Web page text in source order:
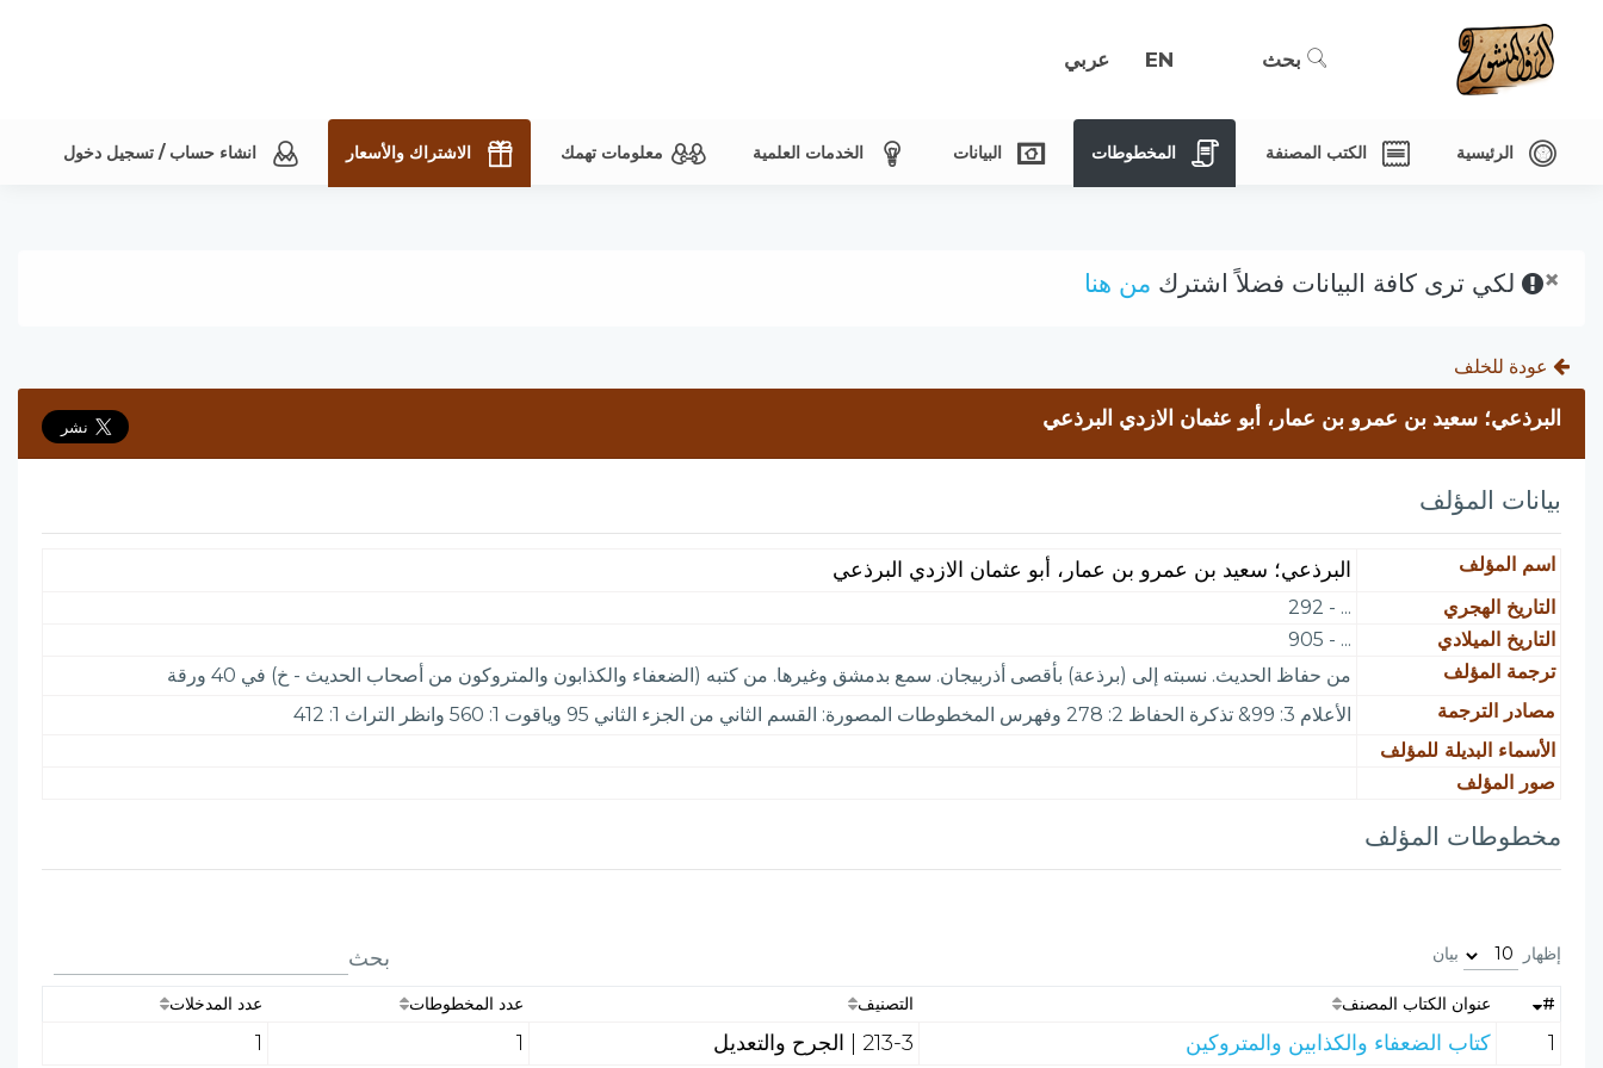
بحث EN عربي
الرئيسية الكتب المصنفة المخطوطات البيانات الخدمات العلمية معلومات تهمك الاشتراك والأسعار انشاء حساب / تسجيل دخول
× لكي ترى كافة البيانات فضلاً اشترك من هنا
عودة للخلف
البرذعي؛ سعيد بن عمرو بن عمار، أبو عثمان الازدي البرذعي
بيانات المؤلف
اسم المؤلف البرذعي؛ سعيد بن عمرو بن عمار، أبو عثمان الازدي البرذعي
التاريخ الهجري
... - 292
التاريخ الميلادي
... - 905
ترجمة المؤلف
من حفاظ الحديث. نسبته إلى (برذعة) بأقصى أذربيجان. سمع بدمشق وغيرها. من كتبه (الضعفاء والكذابون والمتروكون من أصحاب الحديث - خ) في 40 ورقة
مصادر الترجمة
الأعلام 3: 99& تذكرة الحفاظ 2: 278 وفهرس المخطوطات المصورة: القسم الثاني من الجزء الثاني 95 وياقوت 1: 560 وانظر التراث 1: 412
الأسماء البديلة للمؤلف
صور المؤلف
مخطوطات المؤلف
إظهار بيان بحث
# عنوان الكتاب المصنف التصنيف عدد المخطوطات عدد المدخلات
1 كتاب الضعفاء والكذابين والمتروكين 213-3 | الجرح والتعديل 1
1